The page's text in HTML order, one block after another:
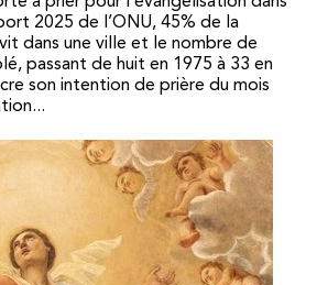
2025 de l’ONU, 45% de la
dans une ville et le nombre de
passant de huit en 1975 à 33 en
son intention de prière du mois